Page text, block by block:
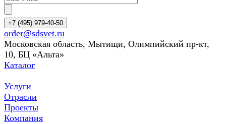
+7 (495) 979-40-50
order@sdsvet.ru
Московская область, Мытищи, Олимпийский пр-кт,
10, БЦ «Альта»
Каталог
Услуги
Отрасли
Проекты
Компания